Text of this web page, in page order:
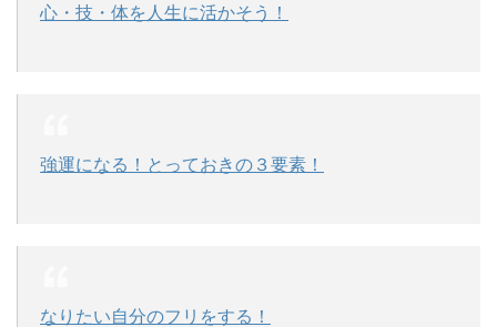
心・技・体を人生に活かそう！
強運になる！とっておきの３要素！
なりたい自分のフリをする！